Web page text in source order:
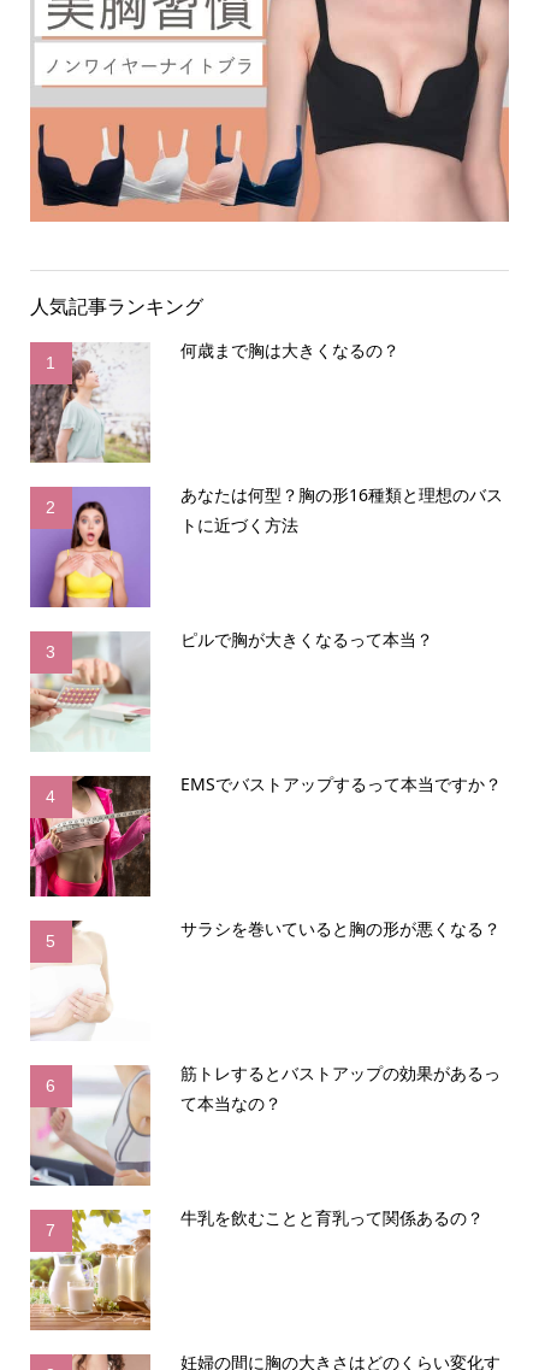
人気記事ランキング
1
何歳まで胸は大きくなるの？
2
あなたは何型？胸の形16種類と理想のバス
トに近づく方法
3
ピルで胸が大きくなるって本当？
4
EMSでバストアップするって本当ですか？
5
サラシを巻いていると胸の形が悪くなる？
6
筋トレするとバストアップの効果があるっ
て本当なの？
7
牛乳を飲むことと育乳って関係あるの？
妊婦の間に胸の大きさはどのくらい変化す